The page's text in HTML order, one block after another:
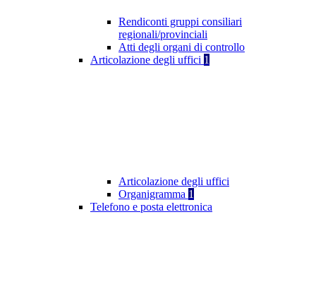
Rendiconti gruppi consiliari
regionali/provinciali
Atti degli organi di controllo
Articolazione degli uffici 1
Articolazione degli uffici
Organigramma 1
Telefono e posta elettronica